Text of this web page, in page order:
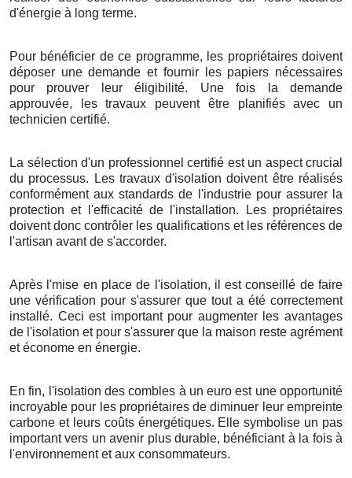
d'énergie à long terme.
Pour bénéficier de ce programme, les propriétaires doivent
déposer une demande et fournir les papiers nécessaires
pour prouver leur éligibilité. Une fois la demande
approuvée, les travaux peuvent être planifiés avec un
technicien certifié.
La sélection d'un professionnel certifié est un aspect crucial
du processus. Les travaux d'isolation doivent être réalisés
conformément aux standards de l'industrie pour assurer la
protection et l'efficacité de l'installation. Les propriétaires
doivent donc contrôler les qualifications et les références de
l'artisan avant de s'accorder.
Après l'mise en place de l'isolation, il est conseillé de faire
une vérification pour s'assurer que tout a été correctement
installé. Ceci est important pour augmenter les avantages
de l'isolation et pour s'assurer que la maison reste agrément
et économe en énergie.
En fin, l'isolation des combles à un euro est une opportunité
incroyable pour les propriétaires de diminuer leur empreinte
carbone et leurs coûts énergétiques. Elle symbolise un pas
important vers un avenir plus durable, bénéficiant à la fois à
l'environnement et aux consommateurs.